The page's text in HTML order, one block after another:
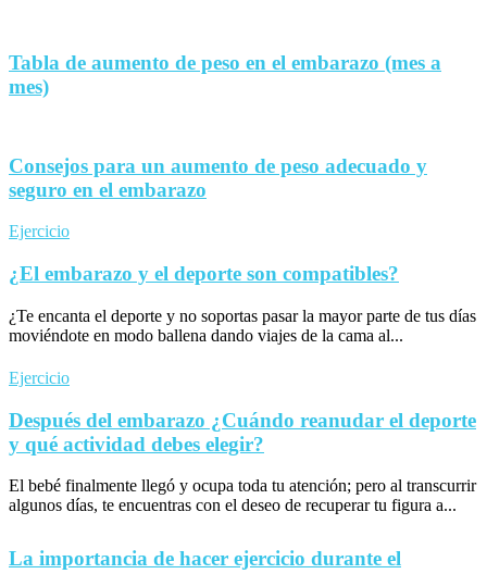
Tabla de aumento de peso en el embarazo (mes a
mes)
Consejos para un aumento de peso adecuado y
seguro en el embarazo
Ejercicio
¿El embarazo y el deporte son compatibles?
¿Te encanta el deporte y no soportas pasar la mayor parte de tus días
moviéndote en modo ballena dando viajes de la cama al...
Ejercicio
Después del embarazo ¿Cuándo reanudar el deporte
y qué actividad debes elegir?
El bebé finalmente llegó y ocupa toda tu atención; pero al transcurrir
algunos días, te encuentras con el deseo de recuperar tu figura a...
La importancia de hacer ejercicio durante el